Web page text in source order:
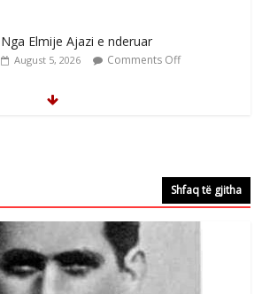
Nga Elmije Ajazi e nderuar
August 5, 2026 Comments Off
Comments Off
Çlirimtari Mentor Mushkolaj nderohet
me mirenjohje nga Xhevdet Qeriqi Dega
e invalidëve në Fushë Kosovë
Shfaq të gjitha